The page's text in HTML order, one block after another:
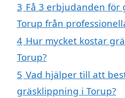
3 Få 3 erbjudanden för
Torup från
4 Hur mycket kostar
Torup?
5 Vad hjälper till att
gräsklippning i Torup?